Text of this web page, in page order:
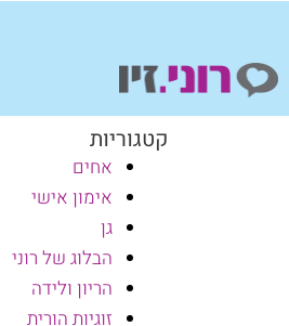
קטגוריות
אחים
אימון אישי
גן
הבלוג של רוני
הריון ולידה
זוגיות הורית